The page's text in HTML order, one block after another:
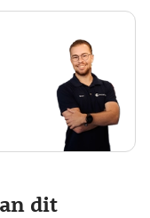
dit